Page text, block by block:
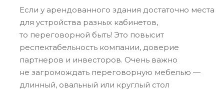
Если у арендованного здания достаточно места
для устройства разных кабинетов,
то переговорной быть! Это повысит
респектабельность компании, доверие
партнеров и инвесторов. Очень важно
не загромождать переговорную мебелью —
длинный, овальный или круглый стол